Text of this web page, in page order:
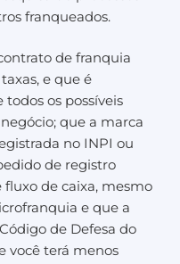
franqueados.
de franquia
e que é
os possíveis
que a marca
no INPI ou
de registro
fluxo de caixa, mesmo
e que a
de Defesa do
você terá menos